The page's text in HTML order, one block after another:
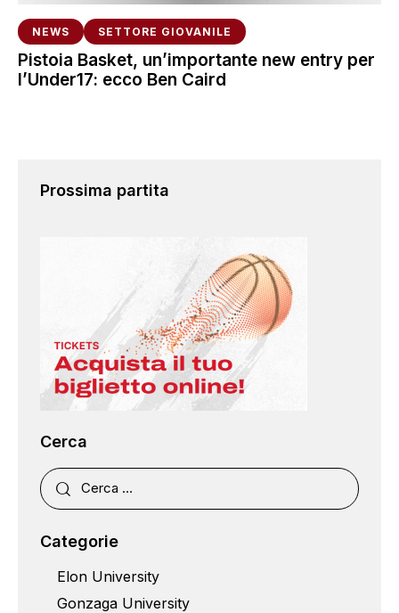
NEWS SETTORE GIOVANILE
Pistoia Basket, un’importante new entry per
l’Under17: ecco Ben Caird
Prossima partita
Cerca
Categorie
Elon University
Gonzaga University